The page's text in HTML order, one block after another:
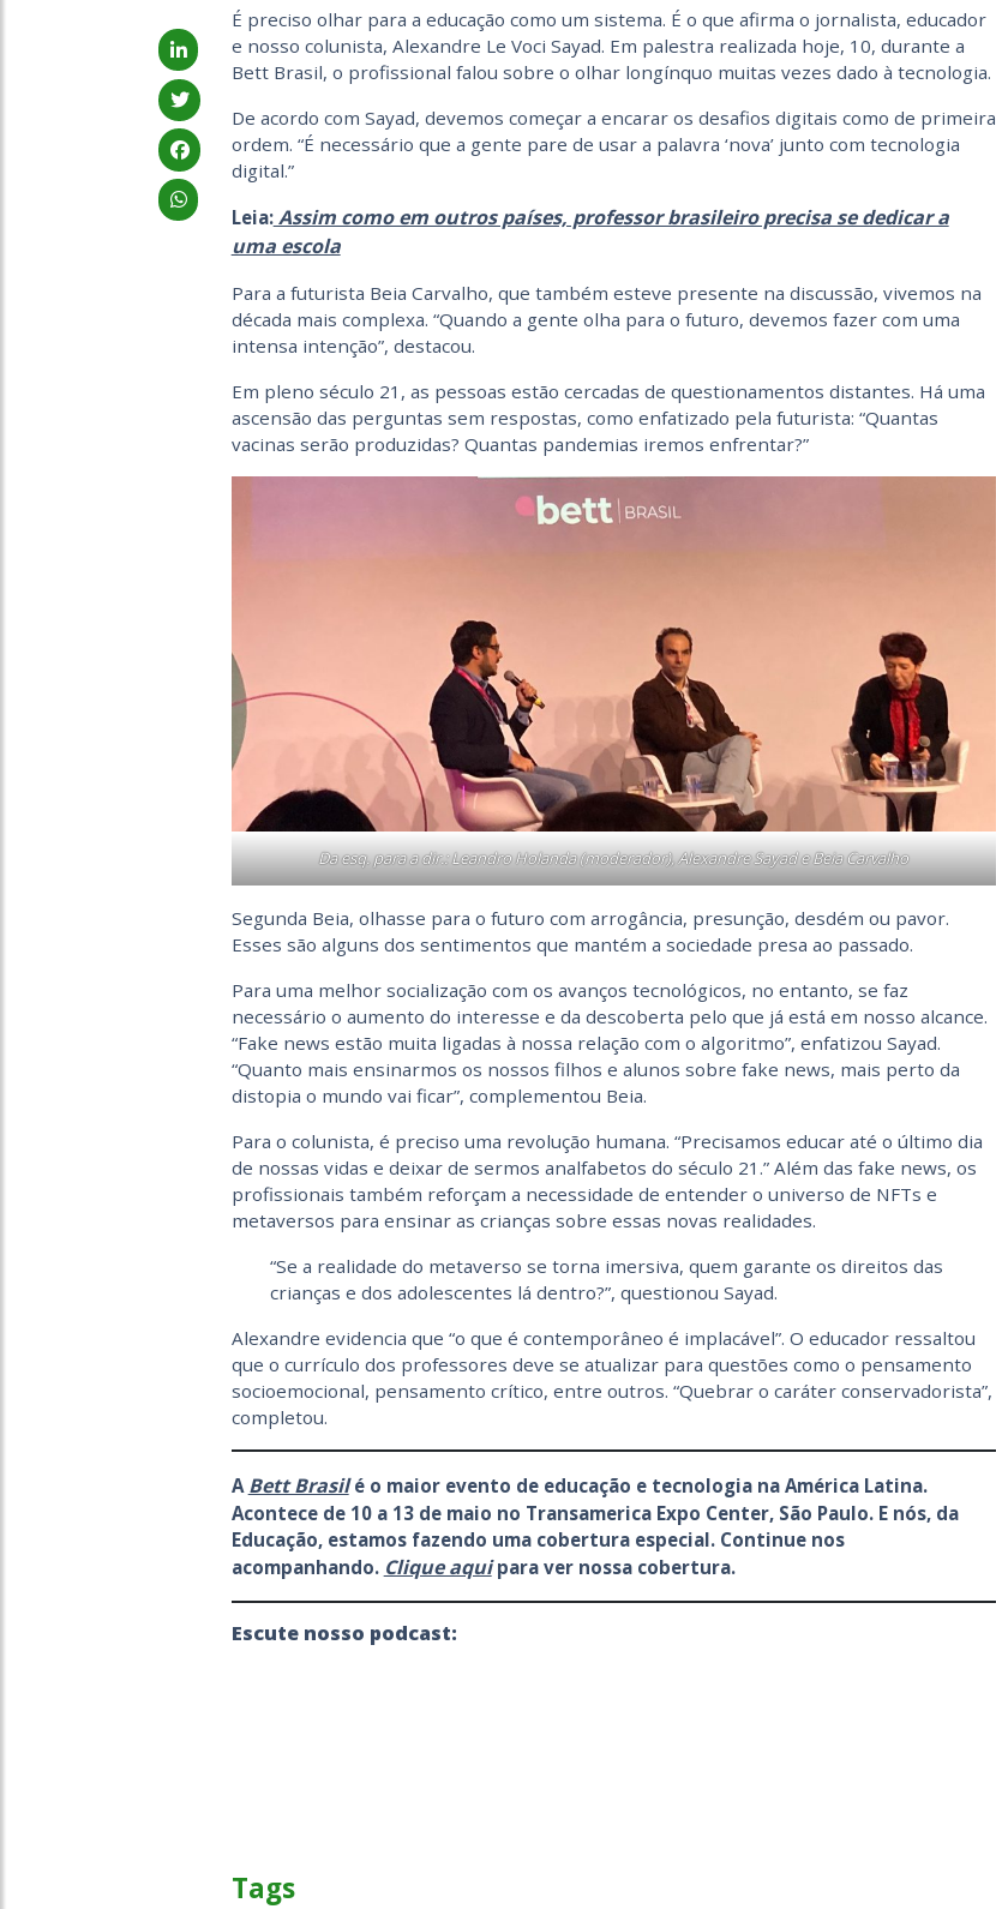
É preciso olhar para a educação como um sistema. É o que afirma o jornalista, educador
e nosso colunista, Alexandre Le Voci Sayad. Em palestra realizada hoje, 10, durante a
Bett Brasil, o profissional falou sobre o olhar longínquo muitas vezes dado à tecnologia.
De acordo com Sayad, devemos começar a encarar os desafios digitais como de primeira
ordem. “É necessário que a gente pare de usar a palavra ‘nova’ junto com tecnologia
digital.”
Leia:Assim como em outros países, professor brasileiro precisa se dedicar a
uma escola
Para a futurista Beia Carvalho, que também esteve presente na discussão, vivemos na
década mais complexa. “Quando a gente olha para o futuro, devemos fazer com uma
intensa intenção”, destacou.
Em pleno século 21, as pessoas estão cercadas de questionamentos distantes. Há uma
ascensão das perguntas sem respostas, como enfatizado pela futurista: “Quantas
vacinas serão produzidas? Quantas pandemias iremos enfrentar?”
Da esq. para a dir.: Leandro Holanda (moderador), Alexandre Sayad e Beia Carvalho
Segunda Beia, olhasse para o futuro com arrogância, presunção, desdém ou pavor.
Esses são alguns dos sentimentos que mantém a sociedade presa ao passado.
Para uma melhor socialização com os avanços tecnológicos, no entanto, se faz
necessário o aumento do interesse e da descoberta pelo que já está em nosso alcance.
“Fake news estão muita ligadas à nossa relação com o algoritmo”, enfatizou Sayad.
“Quanto mais ensinarmos os nossos filhos e alunos sobre fake news, mais perto da
distopia o mundo vai ficar”, complementou Beia.
Para o colunista, é preciso uma revolução humana. “Precisamos educar até o último dia
de nossas vidas e deixar de sermos analfabetos do século 21.” Além das fake news, os
profissionais também reforçam a necessidade de entender o universo de NFTs e
metaversos para ensinar as crianças sobre essas novas realidades.
“Se a realidade do metaverso se torna imersiva, quem garante os direitos das
crianças e dos adolescentes lá dentro?”, questionou Sayad.
Alexandre evidencia que “o que é contemporâneo é implacável”. O educador ressaltou
que o currículo dos professores deve se atualizar para questões como o pensamento
socioemocional, pensamento crítico, entre outros. “Quebrar o caráter conservadorista”,
completou.
A Bett Brasilé o maior evento de educação e tecnologia na América Latina.
Acontece de 10 a 13 de maio no Transamerica Expo Center, São Paulo. E nós, da
Educação, estamos fazendo uma cobertura especial. Continue nos
acompanhando. Clique aqui para ver nossa cobertura.
Escute nosso podcast:
Tags